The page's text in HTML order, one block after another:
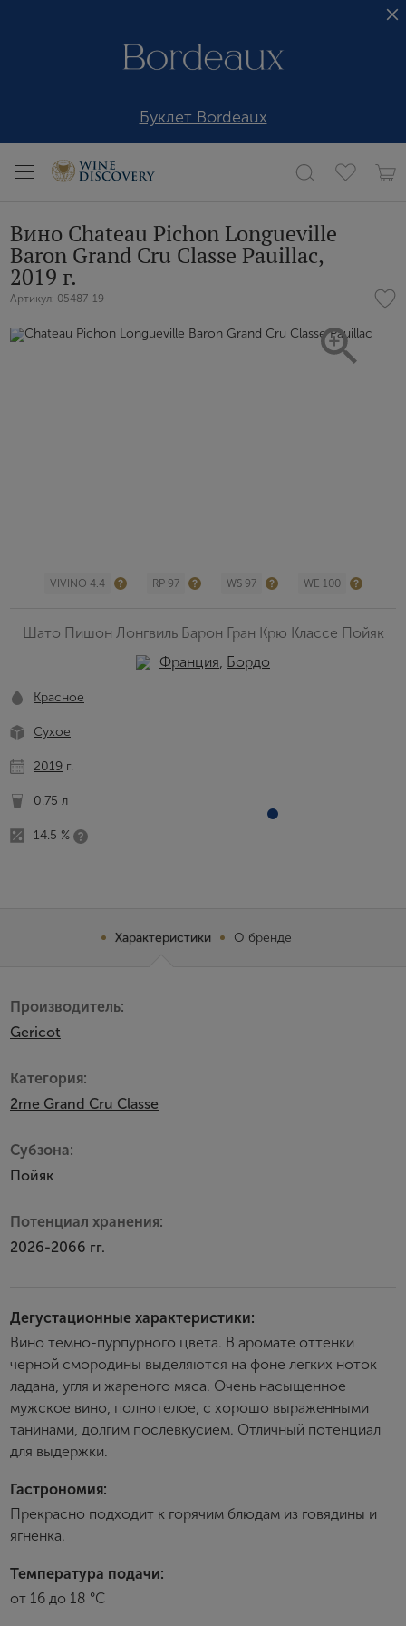
Буклет Bordeaux
Вино Chateau Pichon Longueville
Baron Grand Cru Classe Pauillac,
2019 г.
Артикул: 05487-19
VIVINO 4.4 RP 97 WS 97 WE 100
Шато Пишон Лонгвиль Барон Гран Крю Классе Пойяк
Франция, Бордо
Красное
Сухое
2019 г.
0.75 л
14.5 %
Характеристики О бренде
Дегустационные характеристики:
Вино темно-пурпурного цвета. В аромате оттенки
черной смородины выделяются на фоне легких ноток
ладана, угля и жареного мяса. Очень насыщенное
мужское вино, полнотелое, с хорошо выраженными
танинами, долгим послевкусием. Отличный потенциал
для выдержки.
Гастрономия:
Прекрасно подходит к горячим блюдам из говядины и
ягненка.
Температура подачи:
от 16 до 18 °С
Производитель:
Gericot
Категория:
2me Grand Сru Сlasse
Субзона:
Пойяк
Потенциал хранения:
2026-2066 гг.